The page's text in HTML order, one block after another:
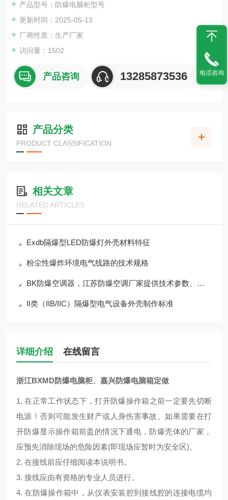
地柜式安装方式，外观整洁大方，表面进行防腐着色处理，性能
*。
产品型号：防爆电脑柜型号
更新时间：2025-05-13
厂商性质：生产厂家
访问量：1502
产品咨询 13285873536
产品分类
PRODUCT CLASSIFICATION
相关文章
RELATED ARTICLES
Exdb隔爆型LED防爆灯外壳材料特征
粉尘性爆炸环境电气线路的技术规格
BK防爆空调器，江苏防爆空调厂家提供技术参数、产品报价、使用方法、安装维护
II类（IIB/IIC）隔爆型电气设备外壳制作标准
详细介绍 在线留言
浙江BXMD防爆电脑柜、嘉兴防爆电脑箱定做
1. 在正常工作状态下，打开防爆操作箱之前一定要先切断
电源！否则可能发生财产或人身伤害事故。如果需要在打
开防爆显示操作箱前盖的情况下通电，防爆壳体的厂家，
应预先消除现场的危险因素(即现场应暂时为安全区)。
2. 在接线前应仔细阅读本说明书。
3. 接线应由有资格的专业人员进行。
4. 在防爆操作箱中，从仪表安装腔到接线腔的连接电缆均
电话咨询